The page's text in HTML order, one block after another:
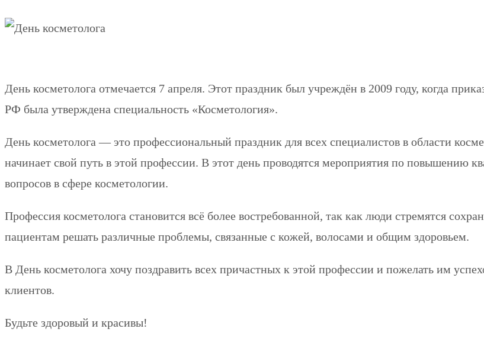
День косметолога отмечается 7 апреля. Этот праздник был учреждён в 2009 году, когда
РФ была утверждена специальность «Косметология».
День косметолога — это профессиональный праздник для всех специалистов в области
начинает свой путь в этой профессии. В этот день проводятся мероприятия по
вопросов в сфере косметологии.
Профессия косметолога становится всё более востребованной, так как люди стремятся
пациентам решать различные проблемы, связанные с кожей, волосами и общим здоровьем.
В День косметолога хочу поздравить всех причастных к этой профессии и пожелать им
клиентов.
Будьте здоровый и красивы!